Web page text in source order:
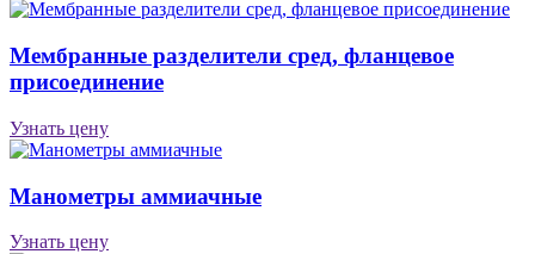
Мембранные разделители сред, фланцевое
присоединение
Узнать цену
Манометры аммиачные
Узнать цену